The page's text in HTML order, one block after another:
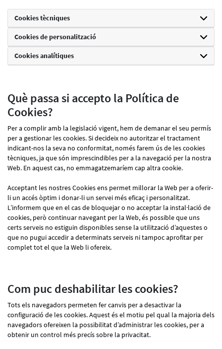
Cookies tècniques
Cookies de personalització
Cookies analítiques
Què passa si accepto la Política de
Cookies?
Per a complir amb la legislació vigent, hem de demanar el seu permís
per a gestionar les cookies. Si decideix no autoritzar el tractament
indicant-nos la seva no conformitat, només farem ús de les cookies
tècniques, ja que són imprescindibles per a la navegació per la nostra
Web. En aquest cas, no emmagatzemaríem cap altra cookie.
Acceptant les nostres Cookies ens permet millorar la Web per a oferir-
li un accés òptim i donar-li un servei més eficaç i personalitzat.
L’informem que en el cas de bloquejar o no acceptar la instal·lació de
cookies, però continuar navegant per la Web, és possible que uns
certs serveis no estiguin disponibles sense la utilització d’aquestes o
que no pugui accedir a determinats serveis ni tampoc aprofitar per
complet tot el que la Web li ofereix.
Com puc deshabilitar les cookies?
Tots els navegadors permeten fer canvis per a desactivar la
configuració de les cookies. Aquest és el motiu pel qual la majoria dels
navegadors ofereixen la possibilitat d’administrar les cookies, per a
obtenir un control més precís sobre la privacitat.